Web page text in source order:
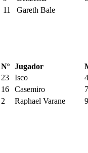
11 Gareth Bale
Nº Jugador
23 Isco
16
Casemiro
2
Raphael Varane